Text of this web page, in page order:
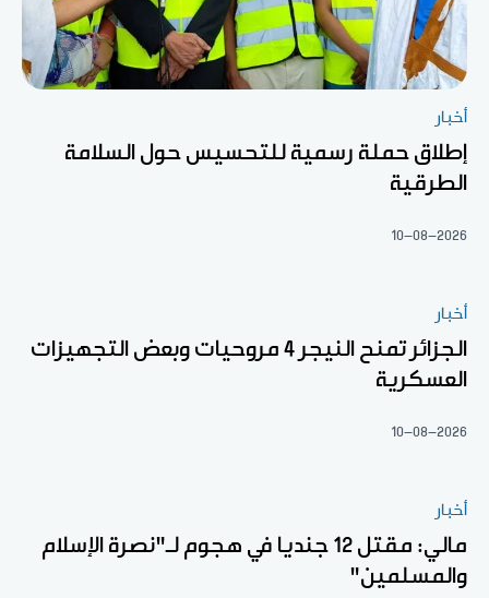
أخبار
إطلاق حملة رسمية للتحسيس حول السلامة
الطرقية
10-08-2026
أخبار
الجزائر تمنح النيجر 4 مروحيات وبعض التجهيزات
العسكرية
10-08-2026
أخبار
مالي: مقتل 12 جنديا في هجوم لـ"نصرة الإسلام
والمسلمين"